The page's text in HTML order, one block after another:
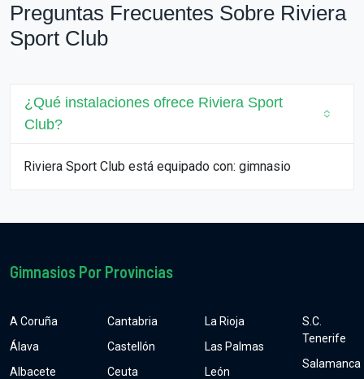
Preguntas Frecuentes Sobre Riviera
Sport Club
¿Qué instalaciones ofrece Riviera Sport
Club?
Riviera Sport Club está equipado con: gimnasio
Gimnasios Por Provincias
A Coruña
Álava
Albacete
Cantabria
Castellón
Ceuta
La Rioja
Las Palmas
León
S.C.
Tenerife
Salamanca